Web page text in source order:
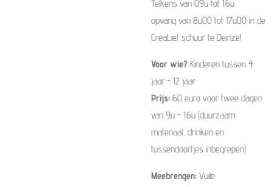
Telkens van 09u tot 16u
opvang van 8u00 tot 17u00 in de
CreaLief schuur te Deinze!
Voor wie? Kinderen tussen 4
jaar - 12 jaar
Prijs: 60 euro voor twee dagen
van 9u - 16u (duurzaam
materiaal, drinken en
tussendoortjes inbegrepen)
Meebrengen: Vuile